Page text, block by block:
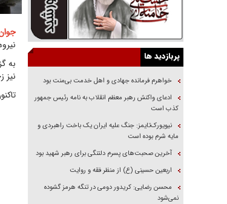
پربازدید ها
خواهرم فرمانده جهادی و اهل خدمت بی‌منت بود
ادعای واکنش رهبر معظم انقلاب به نامه رئیس جمهور
کذب است
نیویورک‌تایمز: جنگ علیه ایران یک باخت راهبردی و
مایه شرم بوده است
آخرین صحبت‌های پسرم دلتنگی برای رهبر شهید بود
اربعین حسینی (ع) از منظر فقه و روایت
محسن رضایی: کریدور دومی در تنگه هرمز گشوده
نمی‌شود